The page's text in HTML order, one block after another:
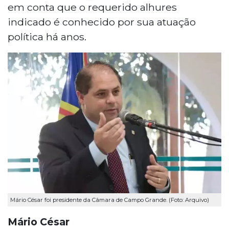
em conta que o requerido alhures
indicado é conhecido por sua atuação
política há anos.
Mário César foi presidente da Câmara de Campo Grande. (Foto: Arquivo)
Mário César